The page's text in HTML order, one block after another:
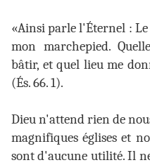
«Ainsi parle l'Éternel :
mon marchepied.
bâtir, et quel lieu me
(És. 66. 1).
Dieu n'attend rien de
magnifiques églises et
sont d'aucune utilité. Il